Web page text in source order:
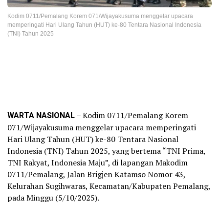
Kodim 0711/Pemalang Korem 071/Wijayakusuma menggelar upacara
memperingati Hari Ulang Tahun (HUT) ke-80 Tentara Nasional Indonesia
(TNI) Tahun 2025
WARTA NASIONAL– Kodim 0711/Pemalang Korem
071/Wijayakusuma menggelar upacara memperingati
Hari Ulang Tahun (HUT) ke-80 Tentara Nasional
Indonesia (TNI) Tahun 2025, yang bertema “TNI Prima,
TNI Rakyat, Indonesia Maju”, di lapangan Makodim
0711/Pemalang, Jalan Brigjen Katamso Nomor 43,
Kelurahan Sugihwaras, Kecamatan/Kabupaten Pemalang,
pada Minggu (5/10/2025).